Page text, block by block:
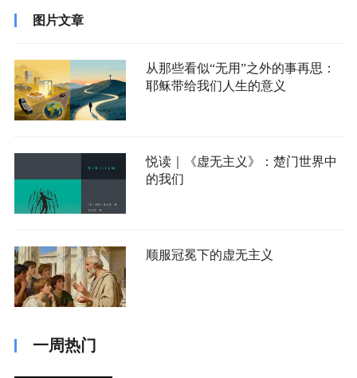
图片文章
从那些看似“无用”之外的事再思：
耶稣带给我们人生的意义
悦读｜《虚无主义》：楚门世界中
的我们
顺服冠冕下的虚无主义
一周热门